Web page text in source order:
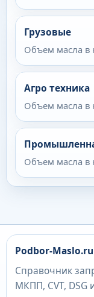
Грузовые
Объем масла в
Агро техника
Объем масла в
Объем масла в
Podbor-Maslo.ru
Справочник
МКПП, CVT, DSG